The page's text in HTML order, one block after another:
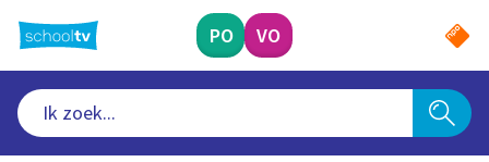
naar
hoofdinhoud
PO VO